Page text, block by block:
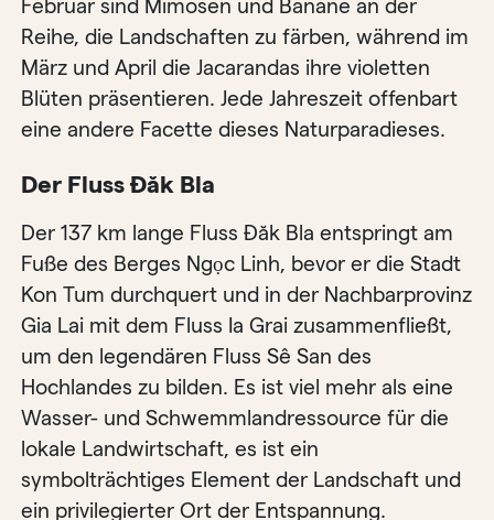
Februar sind Mimosen und Banane an der
Reihe, die Landschaften zu färben, während im
März und April die Jacarandas ihre violetten
Blüten präsentieren. Jede Jahreszeit offenbart
eine andere Facette dieses Naturparadieses.
Der Fluss Đăk Bla
Der 137 km lange Fluss Đăk Bla entspringt am
Fuße des Berges Ngọc Linh, bevor er die Stadt
Kon Tum durchquert und in der Nachbarprovinz
Gia Lai mit dem Fluss Ia Grai zusammenfließt,
um den legendären Fluss Sê San des
Hochlandes zu bilden. Es ist viel mehr als eine
Wasser- und Schwemmlandressource für die
lokale Landwirtschaft, es ist ein
symbolträchtiges Element der Landschaft und
ein privilegierter Ort der Entspannung.